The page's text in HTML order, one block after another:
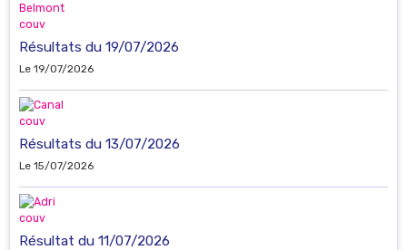
Résultats du 19/07/2026
Le 19/07/2026
Résultats du 13/07/2026
Le 15/07/2026
Résultat du 11/07/2026